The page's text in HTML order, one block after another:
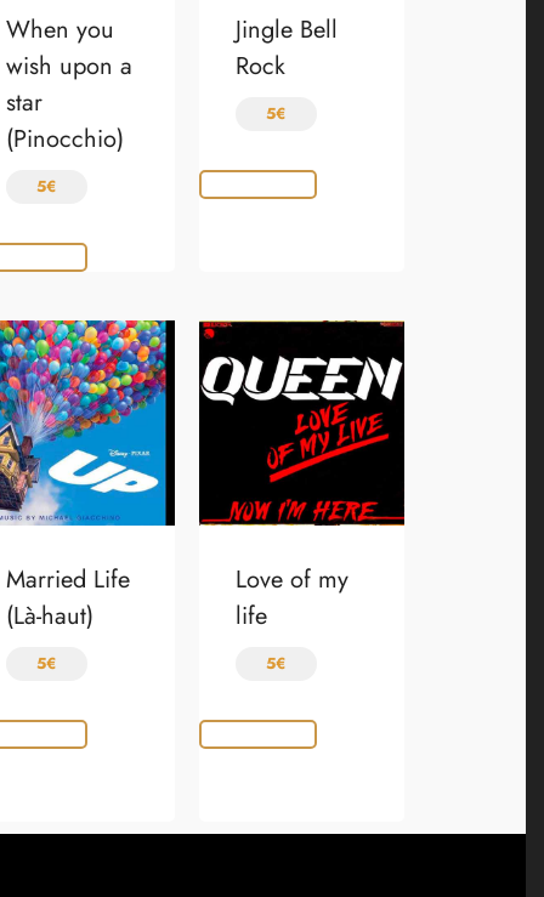
When you
wish upon a
star
(Pinocchio)
5€
Jingle Bell
Rock
5€
Married Life
(Là-haut)
5€
Love of my
life
5€